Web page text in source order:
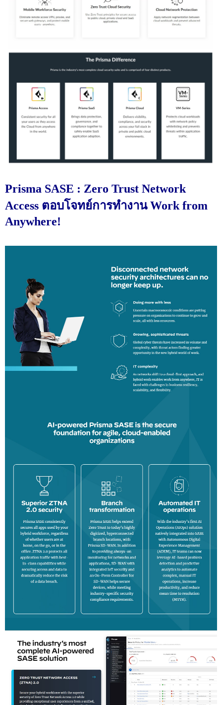
Prisma SASE : Zero Trust Network
Access ตอบโจทย์การทำงาน Work from
Anywhere!